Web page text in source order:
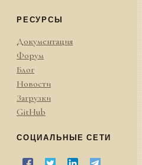
РЕСУРСЫ
Документация
Форум
Блог
Новости
Загрузки
GitHub
СОЦИАЛЬНЫЕ СЕТИ